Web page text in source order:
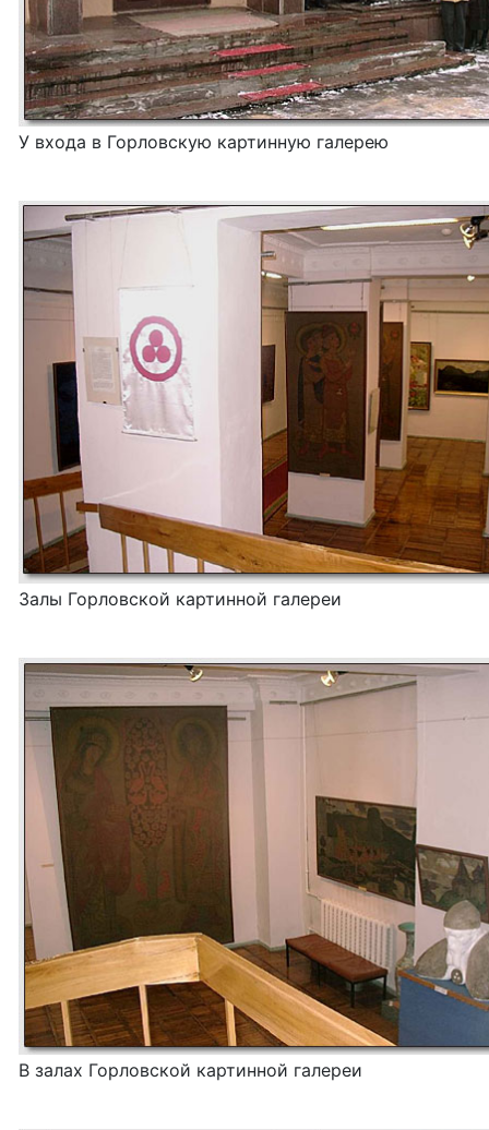
У входа в Горловскую картинную галерею
Залы Горловской картинной галереи
В залах Горловской картинной галереи